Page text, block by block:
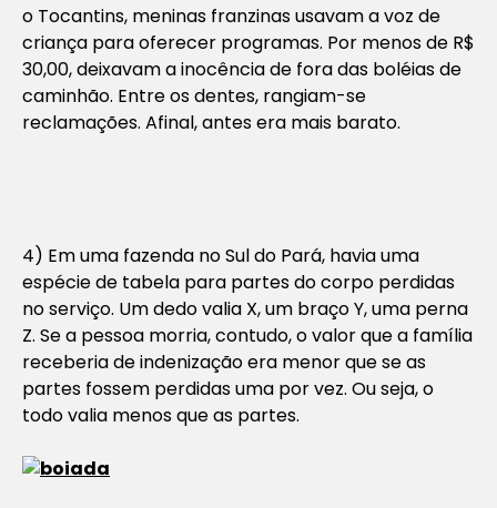
o Tocantins, meninas franzinas usavam a voz de
criança para oferecer programas. Por menos de R$
30,00, deixavam a inocência de fora das boléias de
caminhão. Entre os dentes, rangiam-se
reclamações. Afinal, antes era mais barato.
4) Em uma fazenda no Sul do Pará, havia uma
espécie de tabela para partes do corpo perdidas
no serviço. Um dedo valia X, um braço Y, uma perna
Z. Se a pessoa morria, contudo, o valor que a família
receberia de indenização era menor que se as
partes fossem perdidas uma por vez. Ou seja, o
todo valia menos que as partes.